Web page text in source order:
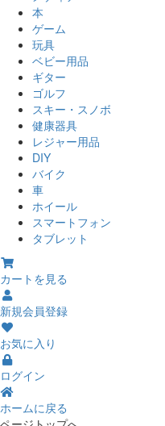
本
ゲーム
玩具
ベビー用品
ギター
ゴルフ
スキー・スノボ
健康器具
レジャー用品
DIY
バイク
車
ホイール
スマートフォン
タブレット
カートを見る
新規会員登録
お気に入り
ログイン
ホームに戻る